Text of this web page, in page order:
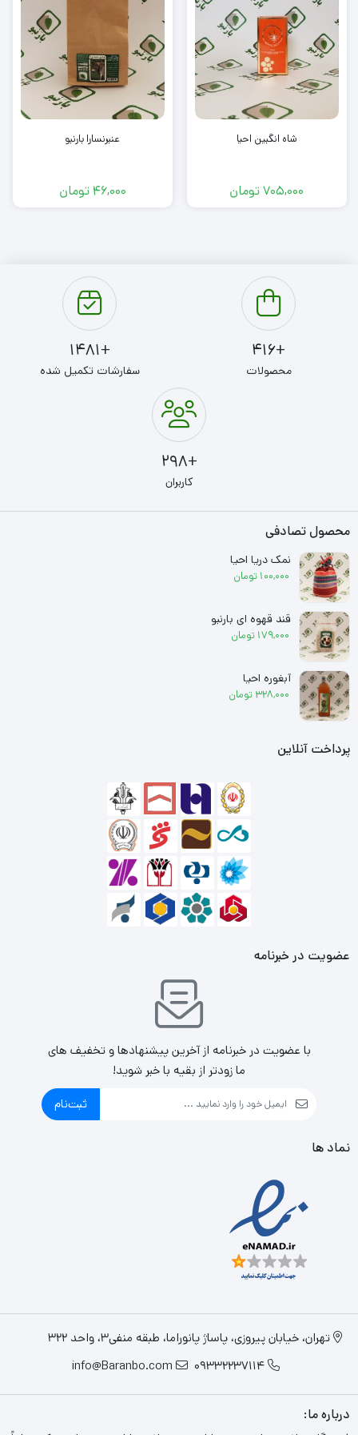
شاه انگبین احیا
705,000تومان
عنبرنسارا بارنبو
46,000 تومان
+416
محصولات
+1481
سفارشات تکمیل شده
+298
کاربران
محصول تصادفی
نمک دریا احیا
100,000 تومان
قند قهوه ای بارنبو
179,000 تومان
آبغوره احیا
328,000 تومان
پرداخت آنلاین
عضویت در خبرنامه
با عضویت در خبرنامه از آخرین پیشنهادها و تخفیف های
ما زودتر از بقیه با خبر شوید!
ثبت‌نام
نماد ها
تهران، خیابان پیروزی، پاساژ پانوراما، طبقه منفی3، واحد 322
09332237114
info@Baranbo.com
درباره ما: